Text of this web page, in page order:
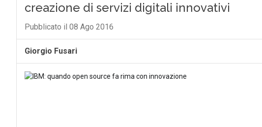
creazione di servizi digitali innovativi
Pubblicato il 08 Ago 2016
Giorgio Fusari